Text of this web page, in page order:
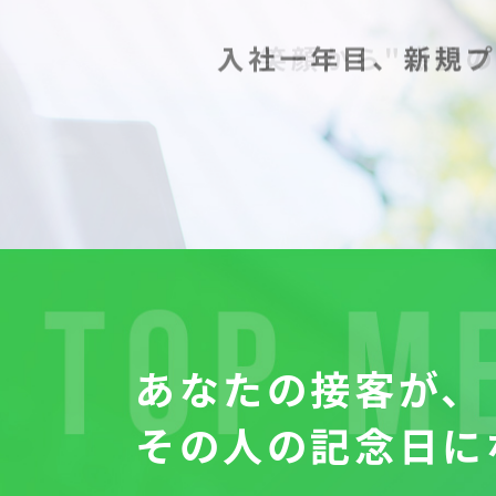
あなたの接客が、
その人の記念日